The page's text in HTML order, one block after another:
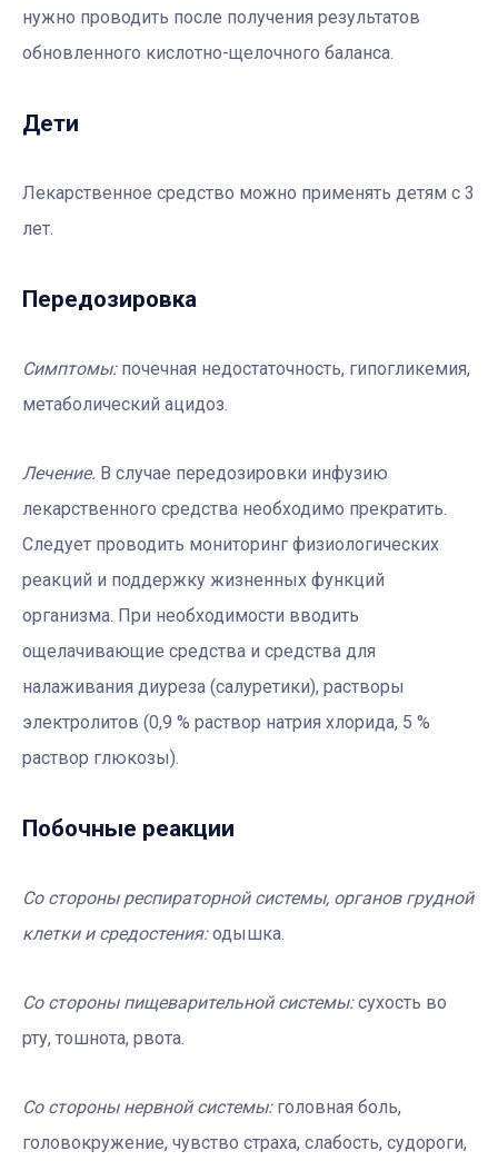
нужно проводить после получения результатов
обновленного кислотно-щелочного баланса.
Дети
Лекарственное средство можно применять детям с 3
лет.
Передозировка
Симптомы:почечная недостаточность, гипогликемия,
метаболический ацидоз.
Лечение. В случае передозировки инфузию
лекарственного средства необходимо прекратить.
Следует проводить мониторинг физиологических
реакций и поддержку жизненных функций
организма. При необходимости вводить
ощелачивающие средства и средства для
налаживания диуреза (салуретики), растворы
электролитов (0,9 % раствор натрия хлорида, 5 %
раствор глюкозы).
Побочные реакции
Со стороны респираторной системы, органов грудной
клетки и средостения:одышка.
Со стороны пищеварительной системы:сухость во
рту, тошнота, рвота.
Со стороны нервной системы: головная боль,
головокружение, чувство страха, слабость, судороги,